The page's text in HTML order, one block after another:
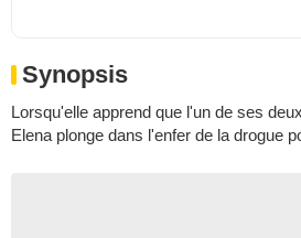
Synopsis
Lorsqu'elle apprend que l'un de ses
Elena plonge dans l'enfer de la drogue